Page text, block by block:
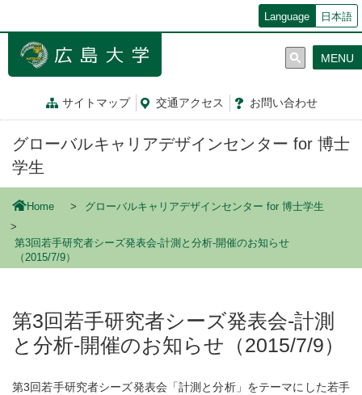
ン
Language 日本語
サイトマップ 交通アクセス お問い合わせ
MENU
グローバルキャリアデザインセンター for 博士
学生
Home グローバルキャリアデザインセンター for 博士学生
第3回若手研究者シーズ発表会-計測と分析-開催のお知らせ
（2015/7/9）
第3回若手研究者シーズ発表会-計測
と分析-開催のお知らせ（2015/7/9）
第3回若手研究者シーズ発表会「計測と分析」をテーマにした若手